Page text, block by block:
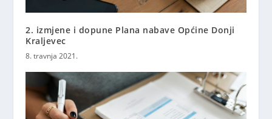
2. izmjene i dopune Plana nabave Općine Donji
Kraljevec
8. travnja 2021.